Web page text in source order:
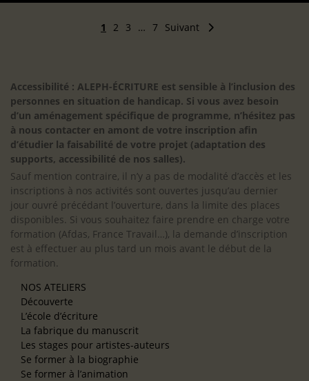
1 2 3 … 7 Suivant
Accessibilité : ALEPH-ÉCRITURE est sensible à l’inclusion des
personnes en situation de handicap. Si vous avez besoin
d’un aménagement spécifique de programme, n’hésitez pas
à nous contacter en amont de votre inscription afin
d’étudier la faisabilité de votre projet (adaptation des
supports, accessibilité de nos salles).
Sauf mention contraire, il n’y a pas de modalité d’accès et les
inscriptions à nos activités sont ouvertes jusqu’au dernier
jour ouvré précédant l’ouverture, dans la limite des places
disponibles. Si vous souhaitez faire prendre en charge votre
formation (Afdas, France Travail…), la demande d’inscription
est à effectuer au plus tard un mois avant le début de la
formation.
NOS ATELIERS
Découverte
L’école d’écriture
La fabrique du manuscrit
Les stages pour artistes-auteurs
Se former à la biographie
Se former à l’animation